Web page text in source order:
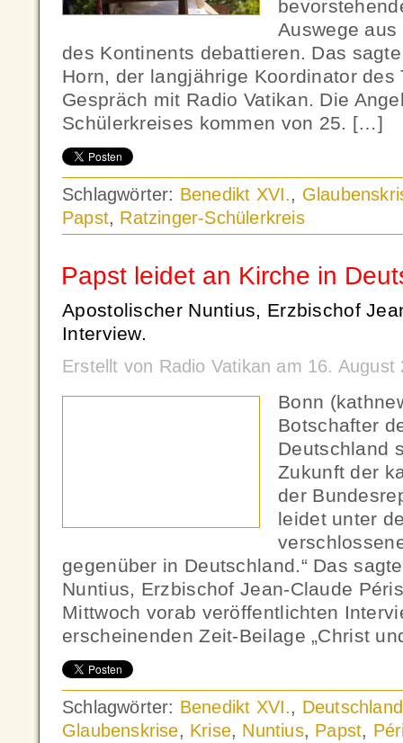
Auswege
des Kontinents debattieren. Das
Horn, der langjährige Koordinator
Gespräch mit Radio Vatikan. Die
Schülerkreises kommen von 25. […]
Schlagwörter: Benedikt XVI.,
Papst, Ratzinger-Schülerkreis
Papst leidet an Kirche in
Apostolischer Nuntius, Erzbischof
Interview.
Erstellt von Radio Vatikan am 16.
Bonn
Botschafter
Deutschland
Zukunft der
der
leidet unter
gegenüber in Deutschland.“ Das
Nuntius, Erzbischof Jean-Claude
Mittwoch vorab veröffentlichten
erscheinenden Zeit-Beilage „Christ
Schlagwörter: Benedikt XVI., Deutschland
Glaubenskrise, Krise, Nuntius, Papst,